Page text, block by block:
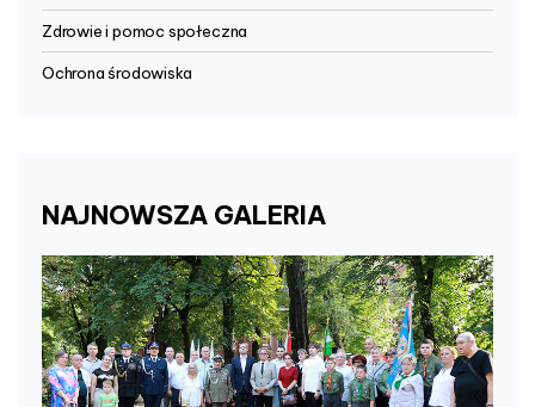
Zdrowie i pomoc społeczna
Ochrona środowiska
NAJNOWSZA GALERIA